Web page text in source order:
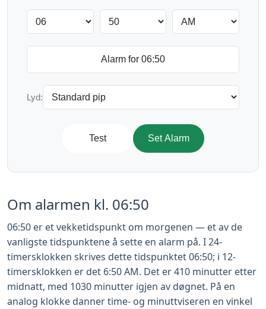
Lyd:
Test Set Alarm
Om alarmen kl. 06:50
06:50 er et vekketidspunkt om morgenen — et av de
vanligste tidspunktene å sette en alarm på. I 24-
timersklokken skrives dette tidspunktet 06:50; i 12-
timersklokken er det 6:50 AM. Det er 410 minutter etter
midnatt, med 1030 minutter igjen av døgnet. På en
analog klokke danner time- og minuttviseren en vinkel